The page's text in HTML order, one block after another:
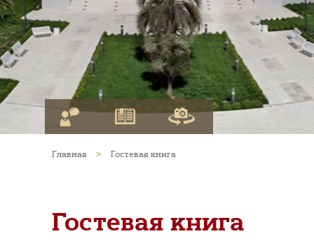
Главная > Гостевая книга
Гостевая книга